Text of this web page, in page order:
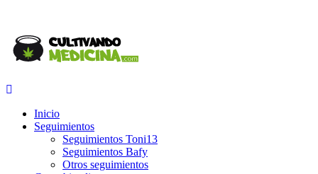
Inicio
Seguimientos
Seguimientos Toni13
Seguimientos Bafy
Otros seguimientos